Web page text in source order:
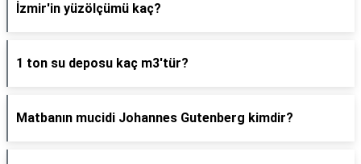
İzmir'in yüzölçümü kaç?
1 ton su deposu kaç m3'tür?
Matbanın mucidi Johannes Gutenberg kimdir?